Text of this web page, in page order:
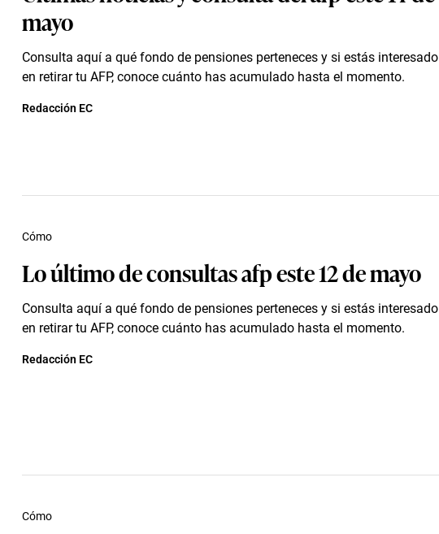
mayo
Consulta aquí a qué fondo de pensiones perteneces y si estás interesado
en retirar tu AFP, conoce cuánto has acumulado hasta el momento.
Redacción EC
Lo último de consultas afp este 12 de mayo
Consulta aquí a qué fondo de pensiones perteneces y si estás interesado
en retirar tu AFP, conoce cuánto has acumulado hasta el momento.
Cómo
Redacción EC
Cómo